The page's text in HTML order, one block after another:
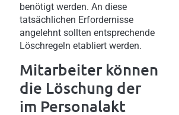
benötigt werden. An diese
tatsächlichen Erfordernisse
angelehnt sollten entsprechende
Löschregeln etabliert werden.
Mitarbeiter können
die Löschung der
im Personalakt